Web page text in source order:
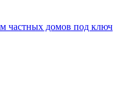
частных домов под ключ